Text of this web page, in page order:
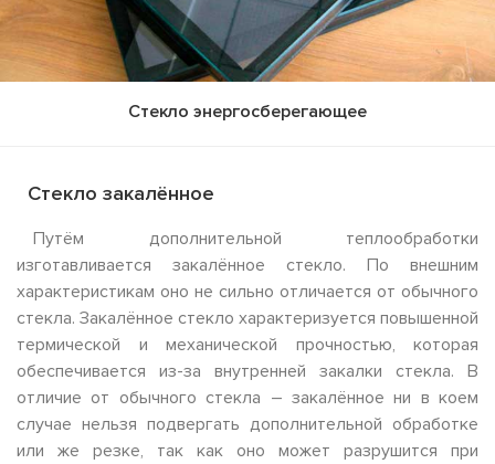
Стекло энергосберегающее
Стекло закалённое
Путём дополнительной теплообработки
изготавливается закалённое стекло. По внешним
характеристикам оно не сильно отличается от обычного
стекла. Закалённое стекло характеризуется повышенной
термической и механической прочностью, которая
обеспечивается из-за внутренней закалки стекла. В
отличие от обычного стекла – закалённое ни в коем
случае нельзя подвергать дополнительной обработке
или же резке, так как оно может разрушится при